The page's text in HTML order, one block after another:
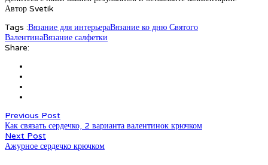
Автор Svetik
Tags :Вязание для интерьераВязание ко дню Святого
ВалентинаВязание салфетки
Share:
Previous Post
Как связать сердечко, 2 варианта валентинок крючком
Next Post
Ажурное сердечко крючком